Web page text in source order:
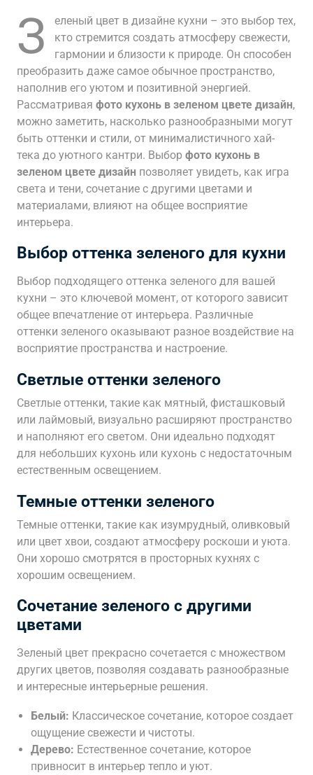
З
еленый цвет в дизайне кухни – это выбор тех,
кто стремится создать атмосферу свежести,
гармонии и близости к природе. Он способен
преобразить даже самое обычное пространство,
наполнив его уютом и позитивной энергией.
Рассматривая фото кухонь в зеленом цвете дизайн,
можно заметить, насколько разнообразными могут
быть оттенки и стили, от минималистичного хай-
тека до уютного кантри. Выбор фото кухонь в
зеленом цвете дизайн позволяет увидеть, как игра
света и тени, сочетание с другими цветами и
материалами, влияют на общее восприятие
интерьера.
Выбор оттенка зеленого для кухни
Выбор подходящего оттенка зеленого для вашей
кухни – это ключевой момент, от которого зависит
общее впечатление от интерьера. Различные
оттенки зеленого оказывают разное воздействие на
восприятие пространства и настроение.
Светлые оттенки зеленого
Светлые оттенки, такие как мятный, фисташковый
или лаймовый, визуально расширяют пространство
и наполняют его светом. Они идеально подходят
для небольших кухонь или кухонь с недостаточным
естественным освещением.
Темные оттенки зеленого
Темные оттенки, такие как изумрудный, оливковый
или цвет хвои, создают атмосферу роскоши и уюта.
Они хорошо смотрятся в просторных кухнях с
хорошим освещением.
Сочетание зеленого с другими
цветами
Зеленый цвет прекрасно сочетается с множеством
других цветов, позволяя создавать разнообразные
и интересные интерьерные решения.
Белый: Классическое сочетание, которое создает
ощущение свежести и чистоты.
Дерево: Естественное сочетание, которое
привносит в интерьер тепло и уют.